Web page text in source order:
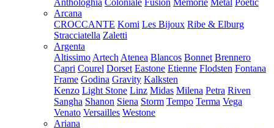
Anthologhia Coloniale Fusion Memorie Metal Poetic
Arcana
CROCCANTE Komi Les Bijoux Ribe & Elburg
Stracciatella Zaletti
Argenta
Altissimo Artech Atenea Blancos Bonnet Brennero
Capri Courel Dorset Eastone Etienne Flodsten Fontana
Frame Godina Gravity Kalksten
Kenzo Light Stone Linz Midas Milena Petra Riven
Sangha Shanon Siena Storm Tempo Terma Vega
Venato Versailles Westone
Ariana